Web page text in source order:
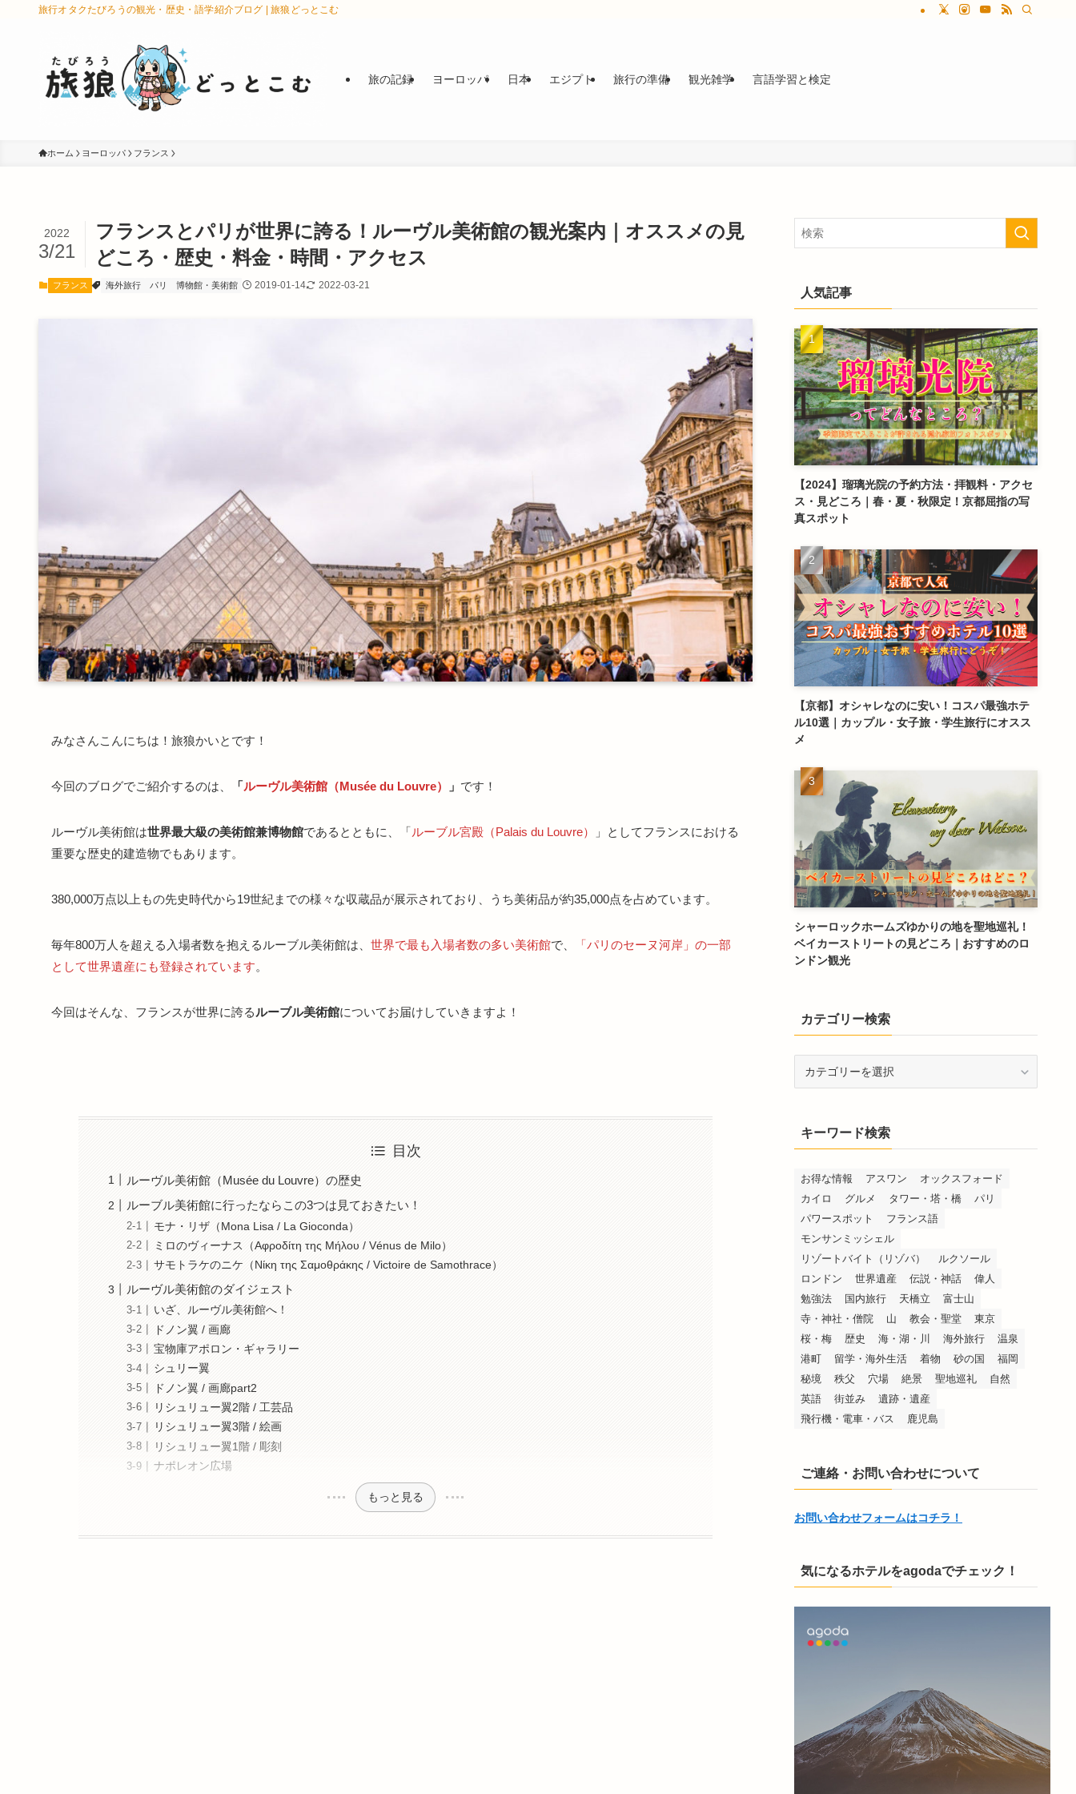
旅行オタクたびろうの観光・歴史・語学紹介ブログ | 旅狼どっとこむ
旅の記録 ヨーロッパ 日本 エジプト 旅行の準備 観光雑学 言語学習と検定
ホーム ヨーロッパ フランス
フランスとパリが世界に誇る！ルーヴル美術館の観光案内｜オススメの見
どころ・歴史・料金・時間・アクセス
2022
3/21
フランス 海外旅行 パリ 博物館・美術館 2019-01-14 2022-03-21
みなさんこんにちは！旅狼かいとです！
今回のブログでご紹介するのは、 「ルーヴル美術館（Musée du Louvre） 」 です！
ルーヴル美術館は世界最大級の美術館兼博物館であるとともに、「ルーブル宮殿（Palais du Louvre）
」としてフランスにおける
重要な歴史的建造物でもあります。
380,000万点以上もの先史時代から19世紀までの様々な収蔵品が展示されており、うち美術品が約35,000点を占めています。
毎年800万人を超える入場者数を抱えるルーブル美術館は、 世界で最も入場者数の多い美術館で、
「パリのセーヌ河岸」の一部
として世界遺産にも登録されています。
今回はそんな、フランスが世界に誇るルーブル美術館についてお届けしていきますよ！
目次
ルーヴル美術館（Musée du Louvre）の歴史
ルーブル美術館に行ったならこの3つは見ておきたい！
モナ・リザ（Mona Lisa / La Gioconda）
ミロのヴィーナス（Αφροδίτη της Μήλου / Vénus de Milo）
サモトラケのニケ（Νίκη της Σαμοθράκης / Victoire de Samothrace）
ルーヴル美術館のダイジェスト
いざ、ルーヴル美術館へ！
ドノン翼 / 画廊
宝物庫アポロン・ギャラリー
シュリー翼
ドノン翼 / 画廊part2
リシュリュー翼2階 / 工芸品
リシュリュー翼3階 / 絵画
リシュリュー翼1階 / 彫刻
ナポレオン広場
もっと見る
人気記事
【2024】瑠璃光院の予約方法・拝観料・アクセ
ス・見どころ｜春・夏・秋限定！京都屈指の写
真スポット
【京都】オシャレなのに安い！コスパ最強ホテ
ル10選｜カップル・女子旅・学生旅行にオスス
メ
シャーロックホームズゆかりの地を聖地巡礼！
ベイカーストリートの見どころ｜おすすめのロ
ンドン観光
カテゴリー検索
ー
検
キーワード検索
お得な情報 アスワン
オックスフォード
カイロ
グルメ タワー・塔・橋
パリ
パワースポット
フランス語
モンサンミッシェル
リゾートバイト（リゾバ）
ルクソール
ロンドン
世界遺産 伝説・神話
偉人
勉強法
国内旅行 天橋立
富士山
寺・神社・僧院
山 教会・聖堂
東京
桜・梅
歴史 海・湖・川 海外旅行
温泉
港町
留学・海外生活 着物 砂の国
福岡
秘境
秩父 穴場 絶景 聖地巡礼
自然
英語
街並み
遺跡・遺産
飛行機・電車・バス
鹿児島
ご連絡・お問い合わせについて
お問い合わせフォームはコチラ！
気になるホテルをagodaでチェック！